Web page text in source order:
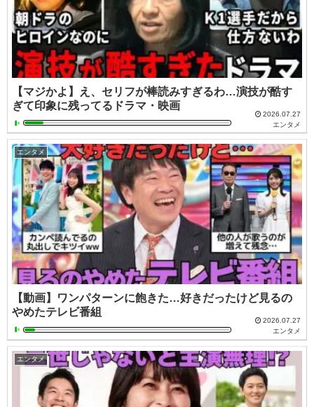
【マジかよ】え、セリフが棒読みすぎるわ…演技が酷す
ぎて印象に残ってるドラマ・映画
2026.07.27
エンタメ
エンタメ
【動画】ワンパターンに飽きた…好きだったけど見るの
やめたテレビ番組
2026.07.27
エンタメ
エンタメ